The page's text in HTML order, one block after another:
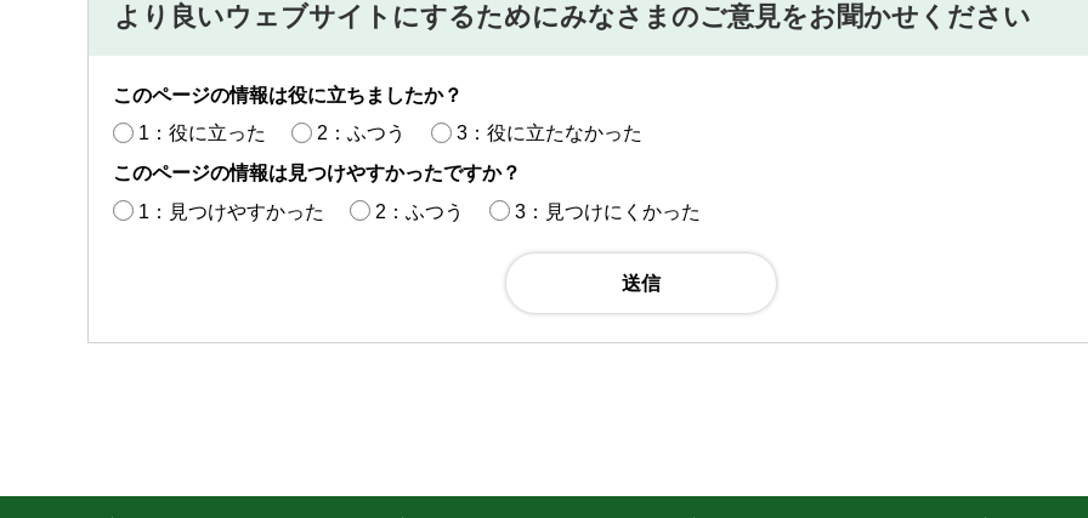
より良いウェブサイトにするためにみなさまのご意見をお聞かせください
このページの情報は役に立ちましたか？
1：役に立った
2：ふつう
3：役に立たなかった
このページの情報は見つけやすかったですか？
1：見つけやすかった
2：ふつう 3：見つけにくかった